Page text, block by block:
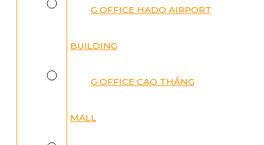
G OFFICE HADO AIRPORT
BUILDING
G OFFICE CAO THẮNG
MALL